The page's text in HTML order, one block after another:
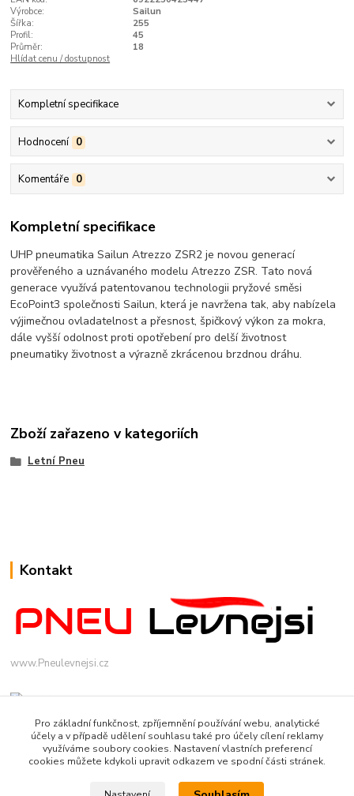
Výrobce:
Sailun
Šířka:
255
Profil:
45
Průměr:
18
Hlídat cenu / dostupnost
Kompletní specifikace
Hodnocení 0
Komentáře 0
Kompletní specifikace
UHP pneumatika Sailun Atrezzo ZSR2 je novou generací
prověřeného a uznávaného modelu Atrezzo ZSR. Tato nová
generace využívá patentovanou technologii pryžové směsi
EcoPoint3 společnosti Sailun, která je navržena tak, aby nabízela
výjimečnou ovladatelnost a přesnost, špičkový výkon za mokra,
dále vyšší odolnost proti opotřebení pro delší životnost
pneumatiky životnost a výrazně zkrácenou brzdnou dráhu.
Zboží zařazeno v kategoriích
Letní Pneu
Kontakt
www.Pneulevnejsi.cz
info(a)pneulevnejsi.cz
Pro základní funkčnost, zpříjemnění používání webu, analytické
účely a v případě udělení souhlasu také pro účely cílení reklamy
využíváme soubory cookies. Nastavení vlastních preferencí
cookies můžete kdykoli upravit odkazem ve spodní části stránek.